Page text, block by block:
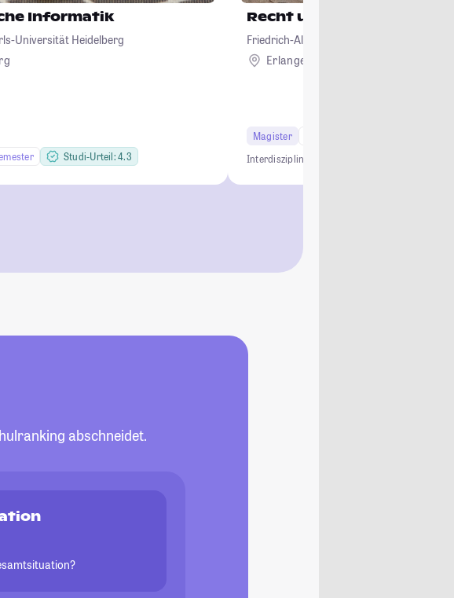
Informatik
Universität Heidelberg
Studi-Urteil: 4.3
Recht und Informatik
Friedrich-Alexander-Universität
Erlangen
Magister
Interdisziplinär
abschneidet.